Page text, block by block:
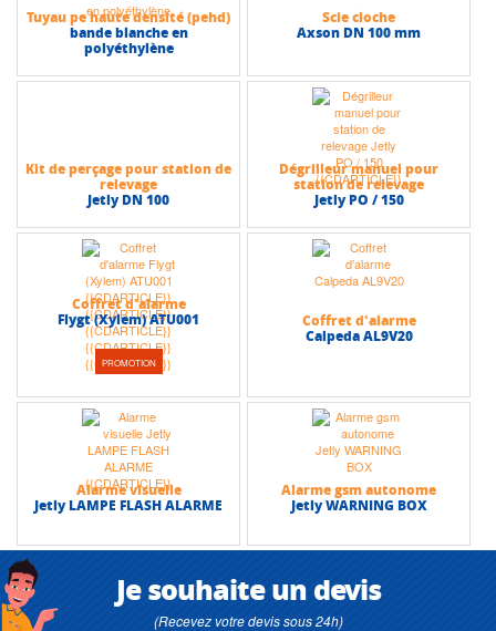
Tuyau pe haute densité (pehd)
bande blanche en
polyéthylène
Scie cloche
Axson DN 100 mm
Kit de perçage pour station de
relevage
Jetly DN 100
Dégrilleur manuel pour
station de relevage
Jetly PO / 150
PROMOTION
Coffret d'alarme
Flygt (Xylem) ATU001
Coffret d'alarme
Calpeda AL9V20
Alarme visuelle
Jetly LAMPE FLASH ALARME
Alarme gsm autonome
Jetly WARNING BOX
Je souhaite un devis
(Recevez votre devis sous 24h)